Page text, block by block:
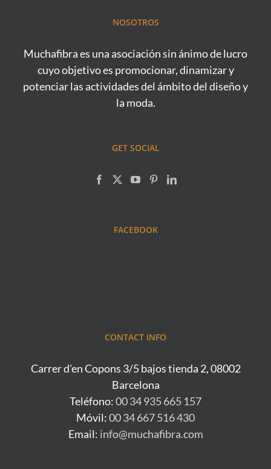
NOSOTROS
Muchafibra es una asociación sin ánimo de lucro
cuyo objetivo es promocionar, dinamizar y
potenciar las actividades del ámbito del diseño y
la moda.
GET SOCIAL
FACEBOOK
CONTACT INFO
Carrer d'en Copons 3/5 bajos tienda 2, 08002
Barcelona
Teléfono:00 34 935 665 157
Móvil:00 34 667 516 430
Email: info@muchafibra.com